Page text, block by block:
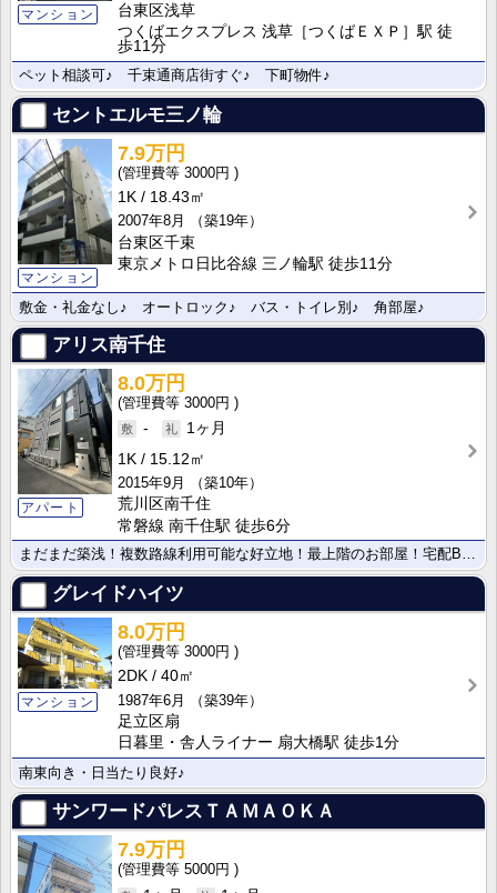
マンション
台東区浅草
つくばエクスプレス 浅草［つくばＥＸＰ］駅 徒
歩11分
ペット相談可♪ 千束通商店街すぐ♪ 下町物件♪
セントエルモ三ノ輪
マンション
7.9万円
3000円
1K
18.43㎡
2007年8月
（築19年）
台東区千束
東京メトロ日比谷線 三ノ輪駅 徒歩11分
敷金・礼金なし♪ オートロック♪ バス・トイレ別♪ 角部屋♪
アリス南千住
アパート
8.0万円
3000円
-
1ヶ月
1K
15.12㎡
2015年9月
（築10年）
荒川区南千住
常磐線 南千住駅 徒歩6分
まだまだ築浅！複数路線利用可能な好立地！最上階のお部屋！宅配BOX完備でネットショッピングも楽しめま･･･
グレイドハイツ
マンション
8.0万円
3000円
2DK
40㎡
1987年6月
（築39年）
足立区扇
日暮里・舎人ライナー 扇大橋駅 徒歩1分
南東向き・日当たり良好♪
サンワードパレスＴＡＭＡＯＫＡ
7.9万円
5000円